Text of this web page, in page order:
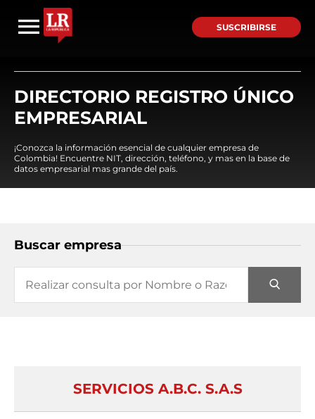
SUSCRIBIRSE
DIRECTORIO REGISTRO ÚNICO
EMPRESARIAL
¡Conozca la información esencial de cualquier empresa de
Colombia! Encuentre NIT, dirección, teléfono, y mas en la base de
datos empresarial mas grande del país.
Buscar empresa
SERVICIOS A.B.C. S.A.S